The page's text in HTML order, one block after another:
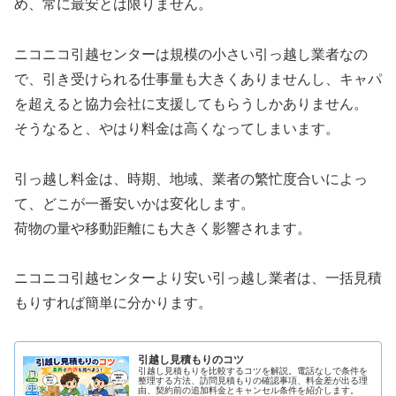
め、常に最安とは限りません。
ニコニコ引越センターは規模の小さい引っ越し業者なの
で、引き受けられる仕事量も大きくありませんし、キャパ
を超えると協力会社に支援してもらうしかありません。
そうなると、やはり料金は高くなってしまいます。
引っ越し料金は、時期、地域、業者の繁忙度合いによっ
て、どこが一番安いかは変化します。
荷物の量や移動距離にも大きく影響されます。
ニコニコ引越センターより安い引っ越し業者は、一括見積
もりすれば簡単に分かります。
引越し見積もりのコツ
引越し見積もりを比較するコツを解説。電話なしで条件を
整理する方法、訪問見積もりの確認事項、料金差が出る理
由、契約前の追加料金とキャンセル条件を紹介します。